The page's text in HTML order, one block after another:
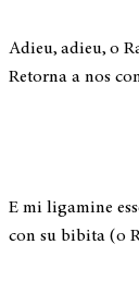
Adieu, adieu, o
Retorna a nos
E mi ligamine
con su bibita (o